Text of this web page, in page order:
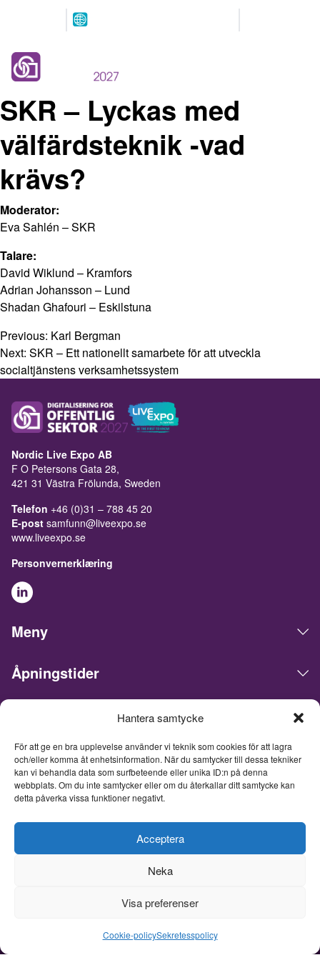
Hantera samtycke
För att ge en bra upplevelse använder vi teknik som cookies för att lagra
och/eller komma åt enhetsinformation. När du samtycker till dessa tekniker
kan vi behandla data som surfbeteende eller unika ID:n på denna
webbplats. Om du inte samtycker eller om du återkallar ditt samtycke kan
detta påverka vissa funktioner negativt.
Acceptera
Neka
Visa preferenser
Cookie-policySekretesspolicy
SKR – Lyckas med
välfärdsteknik -vad
krävs?
Moderator:
Eva Sahlén – SKR
Talare:
David Wiklund – Kramfors
Adrian Johansson – Lund
Shadan Ghafouri – Eskilstuna
Previous: Karl Bergman
Next: SKR – Ett nationellt samarbete för att utveckla
socialtjänstens verksamhetssystem
Nordic Live Expo AB
F O Petersons Gata 28,
421 31 Västra Frölunda, Sweden
Telefon +46 (0)31 – 788 45 20
E-post samfunn@liveexpo.se
www.liveexpo.se
Personvernerklæring
Meny
Åpningstider
Live Expo arrangerer messer, møter, konferanser og events i
Vi matcher mennesker og bedrifter for å gjøre forretninger,
nettverke og inspirere hverandre. Live Expo er startet av
Sveriges mest erfarne entreprenører innen messer og events,
som har lansert over hundre nye messer, hvorav flere i dag er
ledende innen sine respektive bransjer. Med et fullpakket
innhold inspirerer, utvikler og oppdaterer vi våre besøkende, og
tar messemediets til et helt nytt nivå. Fra og med 26. juni 2026
er Live Expo et heleid datterselskap av Easyfairs Group, et
events i 16 land og driver åtte eventanlegg i Belgia, Nederland
© Live Expo | Skapad av Lightweb